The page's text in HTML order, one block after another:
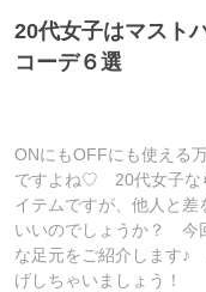
20代女子はマスト
コーデ６選
ONにもOFFにも使える
ですよね♡ 20代女子な
イテムですが、他人と差
いいのでしょうか？ 今
な足元をご紹介します♪
げしちゃいましょう！